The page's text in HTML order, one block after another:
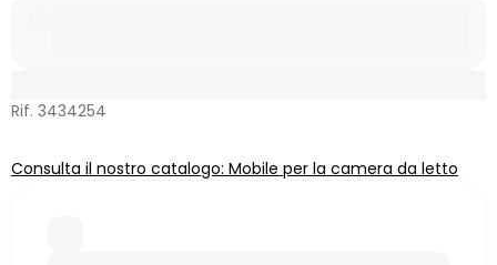
Rif. 3434254
Consulta il nostro catalogo: Mobile per la camera da letto